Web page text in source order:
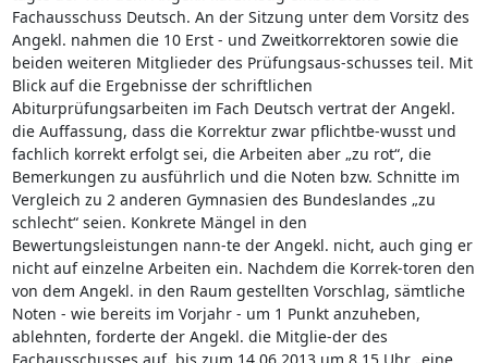
Fachausschuss Deutsch. An der Sitzung unter dem Vorsitz des
Angekl. nahmen die 10 Erst - und Zweitkorrektoren sowie die
beiden weiteren Mitglieder des Prüfungsaus-schusses teil. Mit
Blick auf die Ergebnisse der schriftlichen
Abiturprüfungsarbeiten im Fach Deutsch vertrat der Angekl.
die Auffassung, dass die Korrektur zwar pflichtbe-wusst und
fachlich korrekt erfolgt sei, die Arbeiten aber „zu rot“, die
Bemerkungen zu ausführlich und die Noten bzw. Schnitte im
Vergleich zu 2 anderen Gymnasien des Bundeslandes „zu
schlecht“ seien. Konkrete Mängel in den
Bewertungsleistungen nann-te der Angekl. nicht, auch ging er
nicht auf einzelne Arbeiten ein. Nachdem die Korrek-toren den
von dem Angekl. in den Raum gestellten Vorschlag, sämtliche
Noten - wie bereits im Vorjahr - um 1 Punkt anzuheben,
ablehnten, forderte der Angekl. die Mitglie-der des
Fachausschusses auf, bis zum 14.06.2013 um 8.15 Uhr „eine